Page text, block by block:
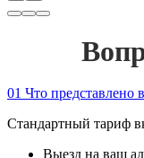
01 Что представлено
Стандартный тариф
Выезд на ваш